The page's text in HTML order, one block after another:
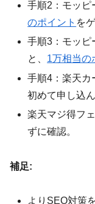
手順2：モッピ
のポイント を
手順3：モッピ
と、 1万相当の
手順4：楽天カ
初めて申し込
楽天マジ得フ
ずに確認。
補足:
よりSEO対策